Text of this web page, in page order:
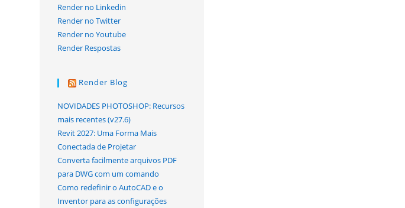
Render no Linkedin
Render no Twitter
Render no Youtube
Render Respostas
Render Blog
NOVIDADES PHOTOSHOP: Recursos
mais recentes (v27.6)
Revit 2027: Uma Forma Mais
Conectada de Projetar
Converta facilmente arquivos PDF
para DWG com um comando
Como redefinir o AutoCAD e o
Inventor para as configurações